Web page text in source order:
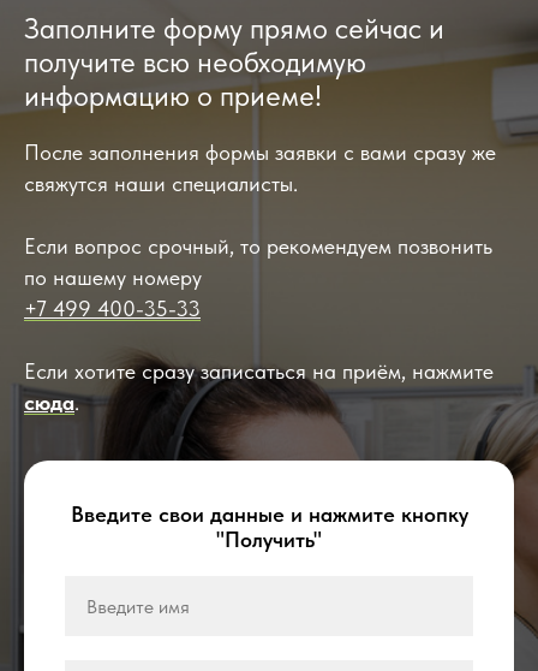
Заполните форму прямо сейчас и
получите всю необходимую
информацию о приеме!
После заполнения формы заявки с вами сразу же
свяжутся наши специалисты.
Если вопрос срочный, то рекомендуем позвонить
по нашему номеру
+7 499 400-35-33
Если хотите сразу записаться на приём, нажмите
сюда.
Введите свои данные и нажмите кнопку
"Получить"